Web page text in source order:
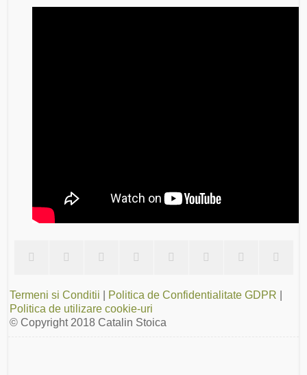
Termeni si Conditii Politica de Confidentialitate GDPR
Politica de utilizare cookie-uri
© Copyright 2018 Catalin Stoica